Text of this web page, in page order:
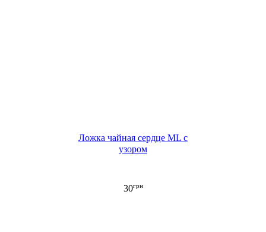
Ложка чайная сердце ML с
узором
30грн